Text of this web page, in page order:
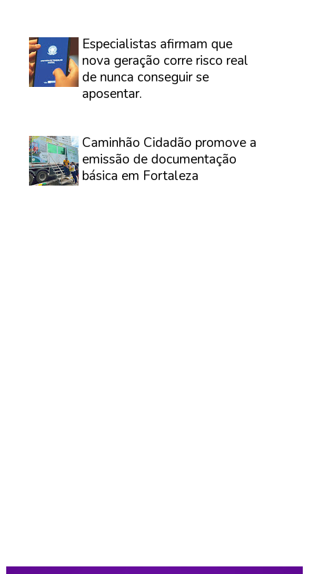
Especialistas afirmam que
nova geração corre risco real
de nunca conseguir se
aposentar.
Caminhão Cidadão promove a
emissão de documentação
básica em Fortaleza